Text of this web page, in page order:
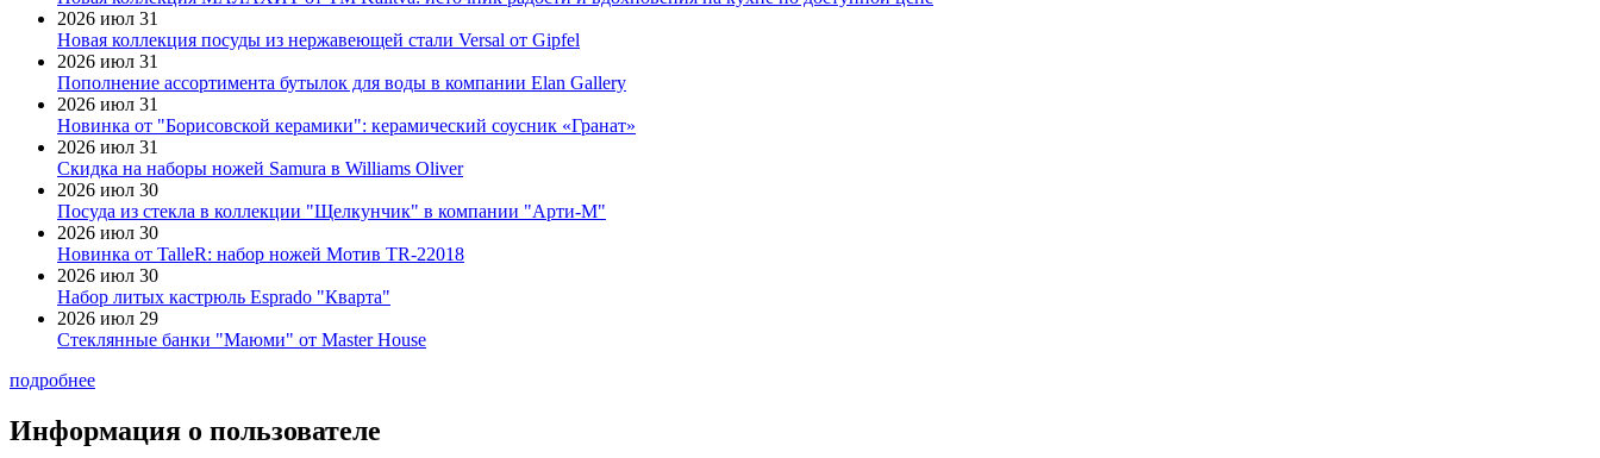
2026 июл 31
Новая коллекция посуды из нержавеющей стали Versal от Gipfel
2026 июл 31
Пополнение ассортимента бутылок для воды в компании Elan Gallery
2026 июл 31
Новинка от "Борисовской керамики": керамический соусник «Гранат»
2026 июл 31
Скидка на наборы ножей Samura в Williams Oliver
2026 июл 30
Посуда из стекла в коллекции "Щелкунчик" в компании "Арти-М"
2026 июл 30
Новинка от TalleR: набор ножей Мотив TR-22018
2026 июл 30
Набор литых кастрюль Esprado "Кварта"
2026 июл 29
Стеклянные банки "Маюми" от Master House
подробнее
Информация о пользователе